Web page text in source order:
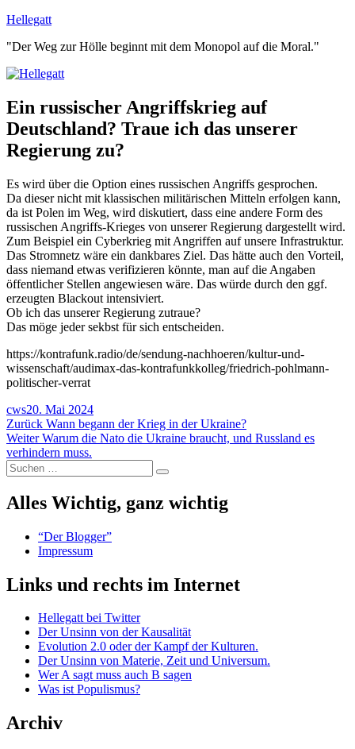
Zum
springen
Hellegatt
"Der Weg zur Hölle beginnt mit dem Monopol auf die Moral."
Ein russischer Angriffskrieg auf
Deutschland? Traue ich das unserer
Regierung zu?
Es wird über die Option eines russischen Angriffs gesprochen.‬
‪Da dieser nicht mit klassischen militärischen Mitteln erfolgen kann,
da ist Polen im Weg, wird diskutiert, dass eine andere Form des
russischen Angriffs-Krieges von unserer Regierung dargestellt wird.‬
‪Zum Beispiel ein Cyberkrieg mit Angriffen auf unsere Infrastruktur.
Das Stromnetz wäre ein dankbares Ziel. Das hätte auch den Vorteil,
dass niemand etwas verifizieren könnte, man auf die Angaben
öffentlicher Stellen angewiesen wäre. Das würde durch den ggf.
erzeugten Blackout intensiviert.‬
‪Ob ich das unserer Regierung zutraue?‬
‪Das möge jeder sekbst für sich entscheiden.‬
‪https://kontrafunk.radio/de/sendung-nachhoeren/kultur-und-
wissenschaft/audimax-das-kontrafunkkolleg/friedrich-pohlmann-
politischer-verrat‬
Autor
cwsVeröffentlicht
am
20. Mai 2024
Beitragsnavigation
Zurück Vorheriger
Beitrag:
Wann begann der Krieg in der Ukraine?
Weiter Nächster
Beitrag:
Warum die Nato die Ukraine braucht, und Russland es
verhindern muss.
Suchen
nach:
Suchen
Alles Wichtig, ganz wichtig
“Der Blogger”
Impressum
Links und rechts im Internet
Hellegatt bei Twitter
Der Unsinn von der Kausalität
Evolution 2.0 oder der Kampf der Kulturen.
Der Unsinn von Materie, Zeit und Universum.
Wer A sagt muss auch B sagen
Was ist Populismus?
Archiv